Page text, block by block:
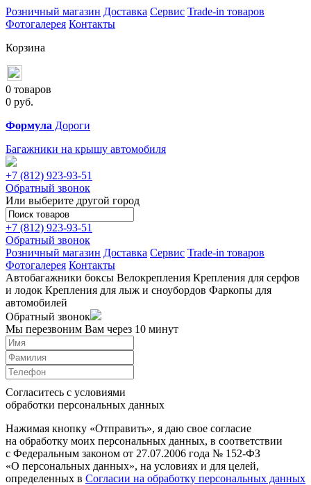
Розничный магазин Доставка Сервис Trade-in товаров
Фотогалерея Контакты
Корзина
0 товаров
0 руб.
Формула Дороги
Багажники на крышу автомобиля
+7 (812) 923-93-51
Обратный звонок
Или выберите другой город
+7 (812) 923-93-51
Обратный звонок
Розничный магазин Доставка Сервис Trade-in товаров
Фотогалерея Контакты
Автобагажники боксы Велокрепления Крепления для серфов
и лодок Крепления для лыж и сноубордов Фаркопы для
автомобилей
Обратный звонок
Мы перезвоним Вам через 10 минут
Согласитесь с условиями
обработки персональных данных
Нажимая кнопку «Отправить», я даю свое согласие
на обработку моих персональных данных, в соответствии
с Федеральным законом от 27.07.2006 года № 152-ФЗ
«О персональных данных», на условиях и для целей,
определенных в Согласии на обработку персональных данных